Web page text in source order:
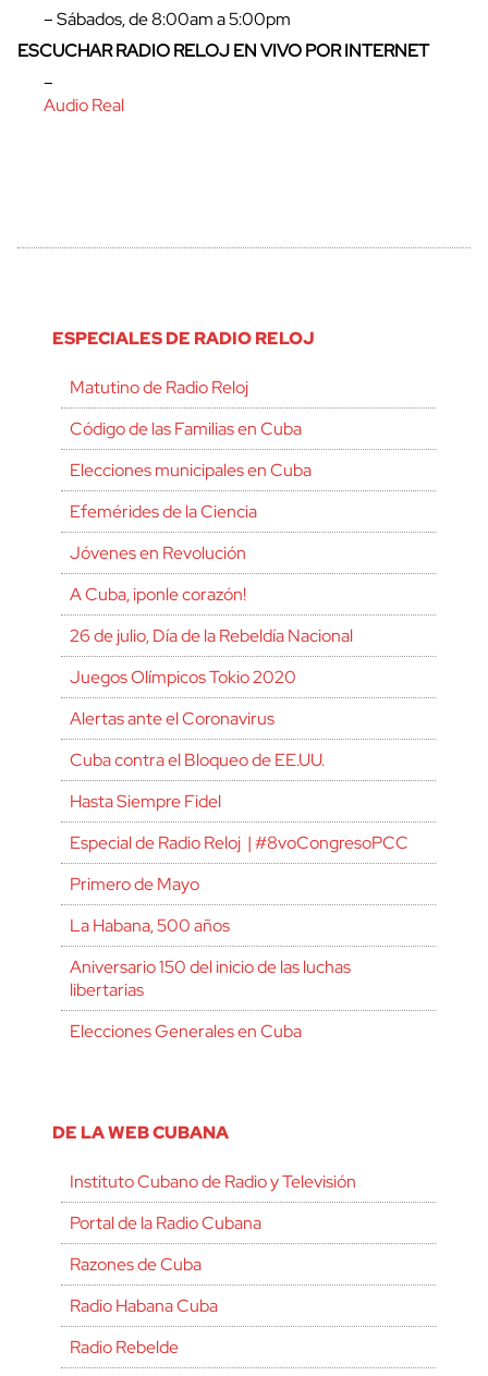
– Sábados, de 8:00am a 5:00pm
ESCUCHAR RADIO RELOJ EN VIVO POR INTERNET
–
Audio Real
ESPECIALES DE RADIO RELOJ
Matutino de Radio Reloj
Código de las Familias en Cuba
Elecciones municipales en Cuba
Efemérides de la Ciencia
Jóvenes en Revolución
A Cuba, ¡ponle corazón!
26 de julio, Día de la Rebeldía Nacional
Juegos Olímpicos Tokio 2020
Alertas ante el Coronavirus
Cuba contra el Bloqueo de EE.UU.
Hasta Siempre Fidel
Especial de Radio Reloj | #8voCongresoPCC
Primero de Mayo
La Habana, 500 años
Aniversario 150 del inicio de las luchas
libertarias
Elecciones Generales en Cuba
DE LA WEB CUBANA
Instituto Cubano de Radio y Televisión
Portal de la Radio Cubana
Razones de Cuba
Radio Habana Cuba
Radio Rebelde